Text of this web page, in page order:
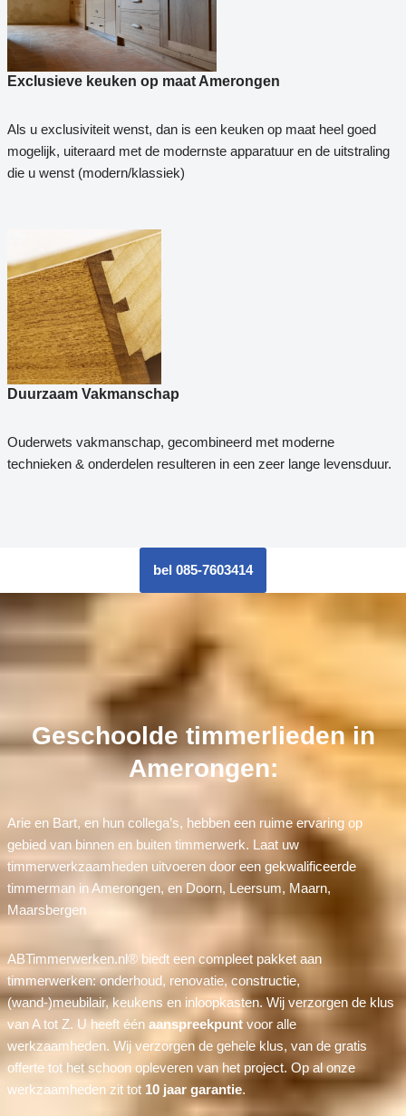
Exclusieve keuken op maat Amerongen
Als u exclusiviteit wenst, dan is een keuken op maat heel goed
mogelijk, uiteraard met de modernste apparatuur en de uitstraling
die u wenst (modern/klassiek)
Duurzaam Vakmanschap
Ouderwets vakmanschap, gecombineerd met moderne
technieken & onderdelen resulteren in een zeer lange levensduur.
bel 085-7603414
Geschoolde timmerlieden in
Amerongen:
Arie en Bart, en hun collega’s, hebben een ruime ervaring op
gebied van binnen en buiten timmerwerk. Laat uw
timmerwerkzaamheden uitvoeren door een gekwalificeerde
timmerman in Amerongen, en Doorn, Leersum, Maarn,
Maarsbergen
ABTimmerwerken.nl® biedt een compleet pakket aan
timmerwerken: onderhoud, renovatie, constructie,
(wand-)meubilair, keukens en inloopkasten. Wij verzorgen de klus
van A tot Z. U heeft één aanspreekpuntvoor alle
werkzaamheden. Wij verzorgen de gehele klus, van de gratis
offerte tot het schoon opleveren van het project. Op al onze
werkzaamheden zit tot 10 jaar garantie.